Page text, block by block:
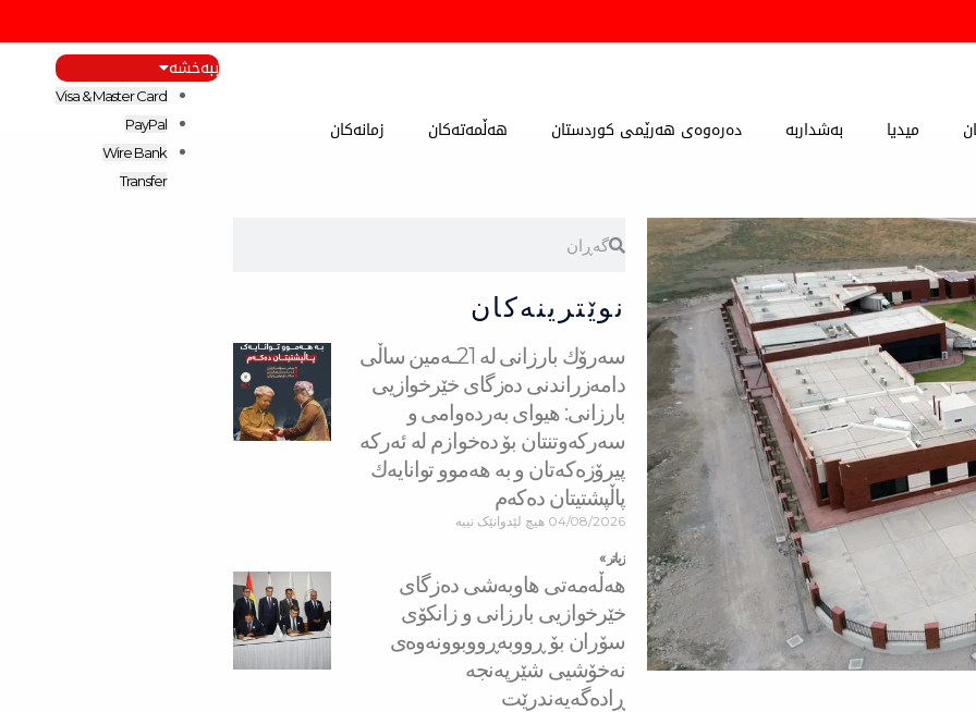
میدیا بەشداربە دەرەوەی هەرێمی کوردستان هەڵمەتەکان زمانەکان
ببەخشە
Visa & Master Card
PayPal
Wire Bank
Transfer
نوێترینەکان
سه‌رۆك بارزانی له‌ 21ـه‌مین ساڵی
دامەزراندنی دەزگای خێرخوازیی
بارزانی: هیوای بەردەوامی و
سەركەوتنتان بۆ دەخوازم لە ئەركە
پیرۆزەكەتان و بە هەموو توانایەك
پاڵپشتیتان دەكەم
04/08/2026 هیچ لێدوانێک نییە
زیاتر »
هه‌ڵه‌مه‌تی هاو‌به‌شی ده‌زگای
خێرخوازیی بارزانی و زانكۆی
سۆران بۆ ڕووبه‌ڕووبوونه‌وه‌ی
نه‌خۆشیی شێرپه‌نجه‌
ڕاده‌گه‌یه‌ندرێت